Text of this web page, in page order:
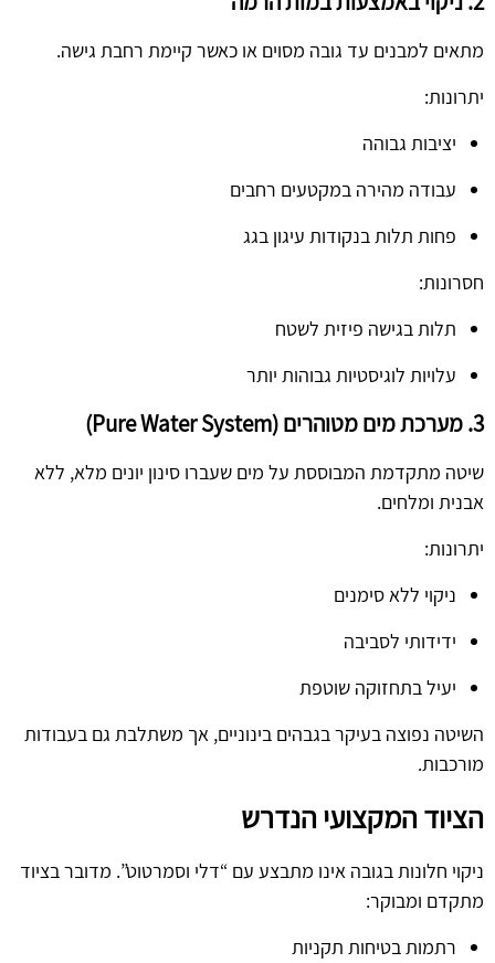
מתאים למבנים עד גובה מסוים או כאשר קיימת רחבת גישה.
יתרונות:
יציבות גבוהה
עבודה מהירה במקטעים רחבים
פחות תלות בנקודות עיגון בגג
חסרונות:
תלות בגישה פיזית לשטח
עלויות לוגיסטיות גבוהות יותר
3. מערכת מים מטוהרים (Pure Water System)
שיטה מתקדמת המבוססת על מים שעברו סינון יונים מלא, ללא
אבנית ומלחים.
יתרונות:
ניקוי ללא סימנים
ידידותי לסביבה
יעיל בתחזוקה שוטפת
השיטה נפוצה בעיקר בגבהים בינוניים, אך משתלבת גם בעבודות
מורכבות.
הציוד המקצועי הנדרש
ניקוי חלונות בגובה אינו מתבצע עם “דלי וסמרטוט”. מדובר בציוד
מתקדם ומבוקר:
רתמות בטיחות תקניות